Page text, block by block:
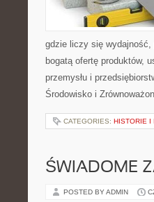
gdzie liczy się wydajność,
bogatą ofertę produktów,
przemysłu i
Środowisko i
CATEGORIES: HISTORIE I
ŚWIADOME
POSTED BY ADMIN